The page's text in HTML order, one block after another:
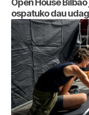
ospatuko dau